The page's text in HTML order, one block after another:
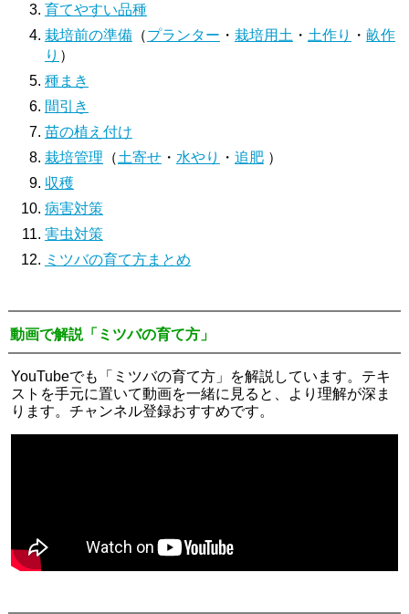
育てやすい品種
栽培前の準備（プランター ・ 栽培用土 ・ 土作り ・ 畝作
り ）
種まき
間引き
苗の植え付け
栽培管理 （土寄せ・ 水やり ・ 追肥）
収穫
病害対策
害虫対策
ミツバの育て方まとめ
動画で解説「ミツバの育て方」
YouTubeでも「ミツバの育て方」を解説しています。テキ
ストを手元に置いて動画を一緒に見ると、より理解が深ま
ります。チャンネル登録おすすめです。